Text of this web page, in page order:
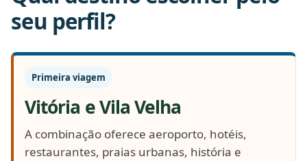
seu perfil?
Primeira viagem
Vitória e Vila Velha
A combinação oferece aeroporto, hotéis,
restaurantes, praias urbanas, história e